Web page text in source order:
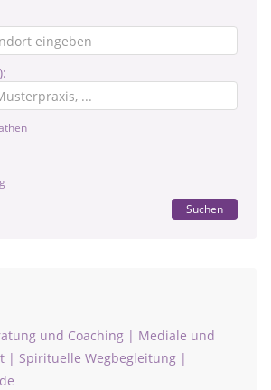
Suchen
und Coaching | Mediale und
| Spirituelle Wegbegleitung |